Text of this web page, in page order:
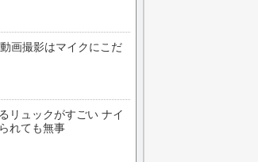
画撮影はマイクにこだ
リュックがすごい ナイ
れても無事